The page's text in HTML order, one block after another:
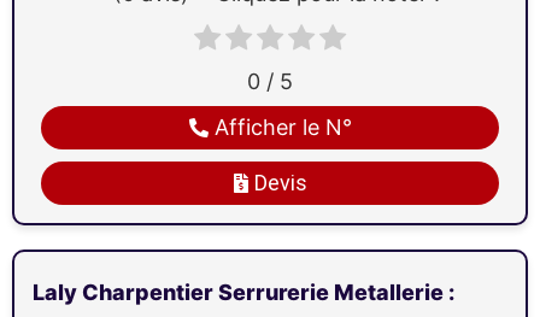
Devis
Afficher le N°
0 / 5
Laly Charpentier Serrurerie Metallerie :